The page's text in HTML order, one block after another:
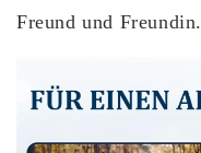
Freund und Freundin.